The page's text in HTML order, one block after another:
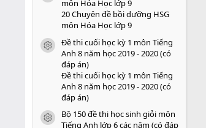
o
môn Hóa Học lớp 9
20 Chuyên đề bồi dưỡng HSG
môn Hóa Học lớp 9
icon tài liệu
Đề thi cuối học kỳ 1 môn Tiếng
Anh 8 năm học 2019 - 2020 (có
đáp án)
Đề thi cuối học kỳ 1 môn Tiếng
Anh 8 năm học 2019 - 2020 (có
đáp án)
icon tài liệu
Bộ 150 đề thi học sinh giỏi môn
Tiếng Anh lớp 6 các năm (có đáp